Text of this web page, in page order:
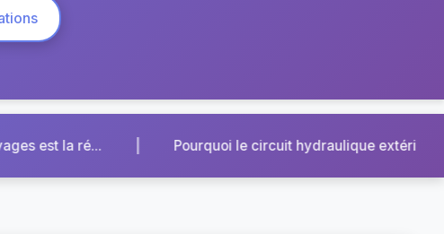
le circuit hydraulique extérieur de votre chauffag... |